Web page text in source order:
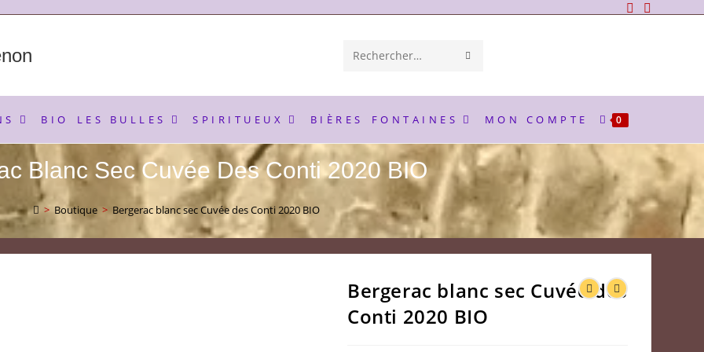
Rechercher
ce
site
RECHERCHE
BIO LES BULLES SPIRITUEUX BIÈRES FONTAINES MON COMPTE 0
Blanc Sec Cuvée Des Conti 2020 BIO
> Boutique > Bergerac blanc sec Cuvée des Conti 2020 BIO
Bergerac blanc sec Cuvée des
Conti 2020 BIO